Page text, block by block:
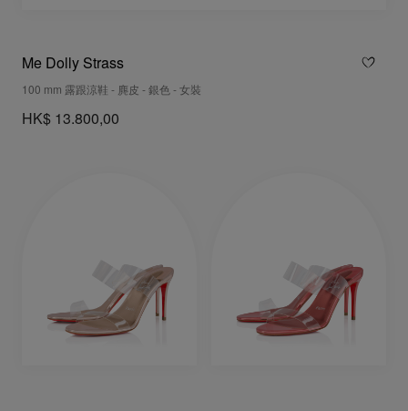
Me Dolly Strass
100 mm 露跟涼鞋 - 麂皮 - 銀色 - 女裝
HK$ 13.800,00